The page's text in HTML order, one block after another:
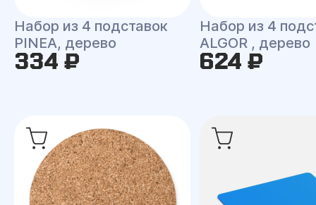
Набор из 4 подставок
PINEA, дерево
334 ₽
Набор из 4
ALGOR , дерево
624 ₽